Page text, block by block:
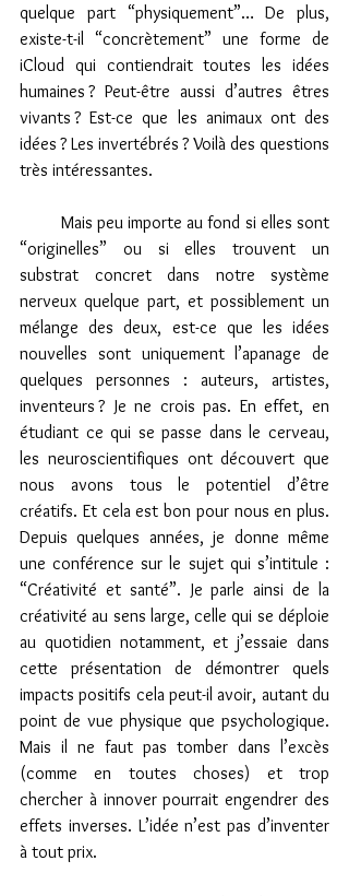
quelque part “physiquement”… De plus,
existe-t-il “concrètement” une forme de
iCloud qui contiendrait toutes les idées
humaines ? Peut-être aussi d’autres êtres
vivants ? Est-ce que les animaux ont des
idées ? Les invertébrés ? Voilà des questions
très intéressantes.
“originelles” ou si elles trouvent un
substrat concret dans notre système
nerveux quelque part, et possiblement un
mélange des deux, est-ce que les idées
nouvelles sont uniquement l’apanage de
quelques personnes : auteurs, artistes,
inventeurs ? Je ne crois pas. En effet, en
étudiant ce qui se passe dans le cerveau,
les neuroscientifiques ont découvert que
nous avons tous le potentiel d’être
créatifs. Et cela est bon pour nous en plus.
Depuis quelques années, je donne même
une conférence sur le sujet qui s’intitule :
“Créativité et santé”. Je parle ainsi de la
créativité au sens large, celle qui se déploie
au quotidien notamment, et j’essaie dans
cette présentation de démontrer quels
impacts positifs cela peut-il avoir, autant du
point de vue physique que psychologique.
Mais il ne faut pas tomber dans l’excès
(comme en toutes choses) et trop
chercher à innover pourrait engendrer des
effets inverses. L’idée n’est pas d’inventer
à tout prix.